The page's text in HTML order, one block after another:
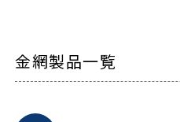
金網製品一覧